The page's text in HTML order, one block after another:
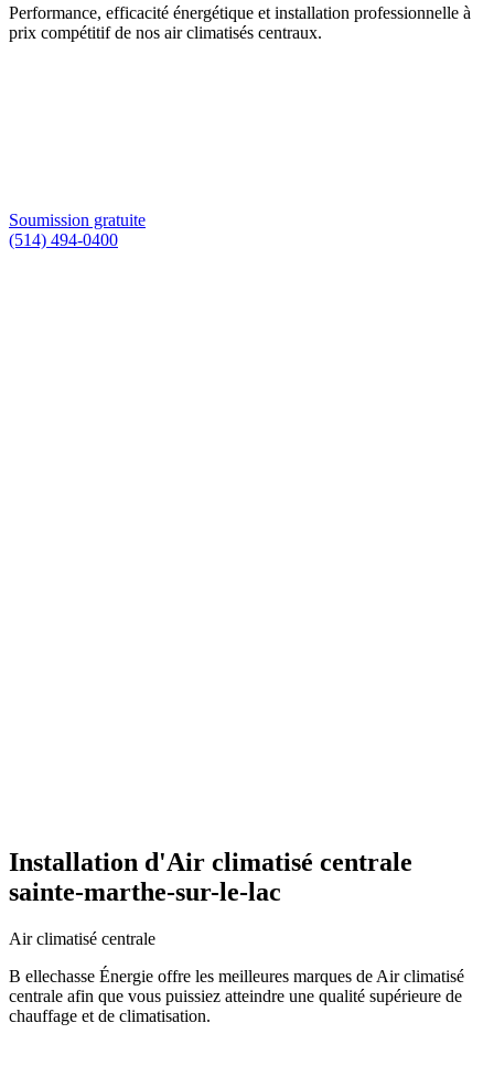
Performance, efficacité énergétique et installation professionnelle à
prix compétitif de nos air climatisés centraux.
Soumission gratuite
(514) 494-0400
Installation d'Air climatisé centrale
sainte-marthe-sur-le-lac
Air climatisé centrale
B ellechasse Énergie offre les meilleures marques de Air climatisé
centrale afin que vous puissiez atteindre une qualité supérieure de
chauffage et de climatisation.